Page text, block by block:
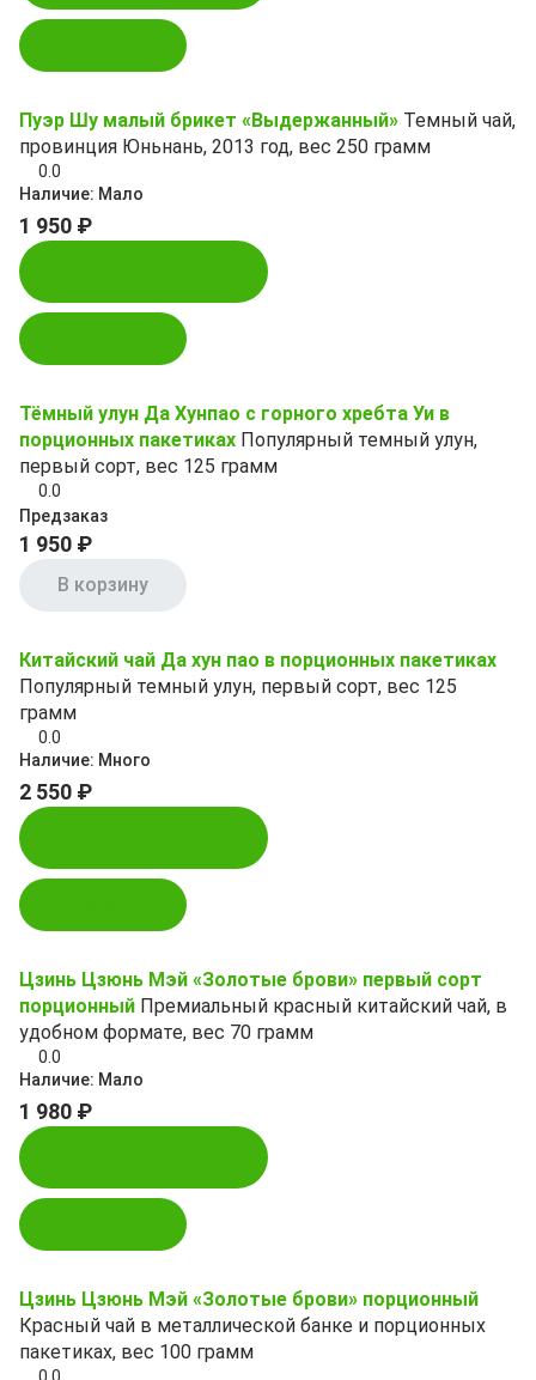
Пуэр Шу малый брикет «Выдержанный» Темный чай,
провинция Юньнань, 2013 год, вес 250 грамм
0.0
Наличие: Мало
1 950 ₽
Тёмный улун Да Хунпао с горного хребта Уи в
порционных пакетиках Популярный темный улун,
первый сорт, вес 125 грамм
0.0
Предзаказ
1 950 ₽
В корзину
Китайский чай Да хун пао в порционных пакетиках
Популярный темный улун, первый сорт, вес 125
грамм
0.0
Наличие: Много
2 550 ₽
Цзинь Цзюнь Мэй «Золотые брови» первый сорт
порционный Премиальный красный китайский чай, в
удобном формате, вес 70 грамм
0.0
Наличие: Мало
1 980 ₽
Цзинь Цзюнь Мэй «Золотые брови» порционный
Красный чай в металлической банке и порционных
пакетиках, вес 100 грамм